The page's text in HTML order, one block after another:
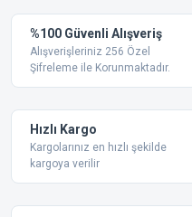
Ürün resmi kalitesiz,
Ürün açıklamasında
Bu ürüne benzer farklı
%100 Güvenli Alışveriş
Alışverişleriniz 256 Özel
Şifreleme ile Korunmaktadır.
Hızlı Kargo
Kargolarınız en hızlı şekilde
kargoya verilir